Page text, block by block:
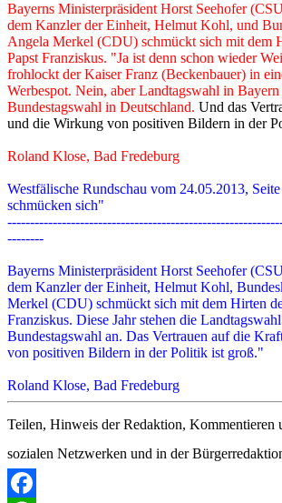
Bayerns Ministerpräsident Horst Seehofer
dem Kanzler der Einheit, Helmut Kohl, und
Angela Merkel (CDU) schmückt sich mit dem
Papst Franziskus. "Ja ist denn schon wieder
frohlockt der Kaiser Franz (Beckenbauer) in
Werbespot. Nein, aber Landtagswahl in Bayern
Bundestagswahl in Deutschland. Und das
und die Wirkung von positiven Bildern in der
Roland Klose, Bad Fredeburg
Westfälische Rundschau vom 24.05.2013,
schmücken sich"
--------
Bayerns Ministerpräsident Horst Seehofer
dem Kanzler der Einheit, Helmut Kohl,
Merkel (CDU) schmückt sich mit dem Hirten
Franziskus. Diese Jahr stehen die
Bundestagswahl an. Das Vertrauen auf die
von positiven Bildern in der Politik ist groß."
Roland Klose, Bad Fredeburg
Teilen, Hinweis der Redaktion, Kommentieren
sozialen Netzwerken und in der